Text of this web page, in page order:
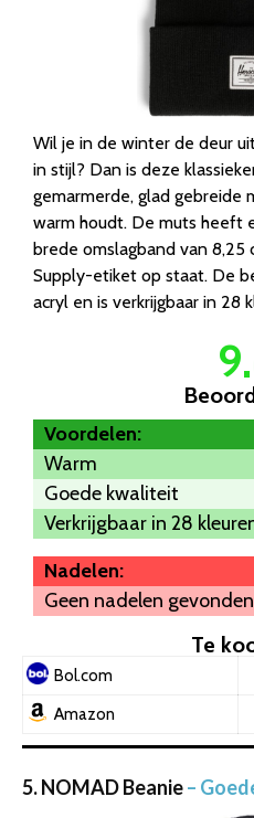
Wil je in de winter de deur
in stijl? Dan is deze
gemarmerde, glad gebreide
warm houdt. De muts heeft
brede omslagband van 8,25
Supply-etiket op staat. De
acryl en is verkrijgbaar in 28
Voordelen:
Warm
Goede kwaliteit
Verkrijgbaar in 28
Nadelen:
Geen nadelen gevonden
Te
Bol.com
Amazon
5. NOMAD Beanie–